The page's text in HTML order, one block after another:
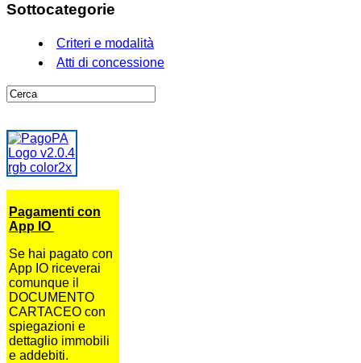
Sottocategorie
Criteri e modalità
Atti di concessione
Pagamenti con
App IO
Se hai pagato con
App IO riceverai
comunque il
DOCUMENTO
CARTACEO con
spiegazioni e
dettaglio immobili
e addebiti.